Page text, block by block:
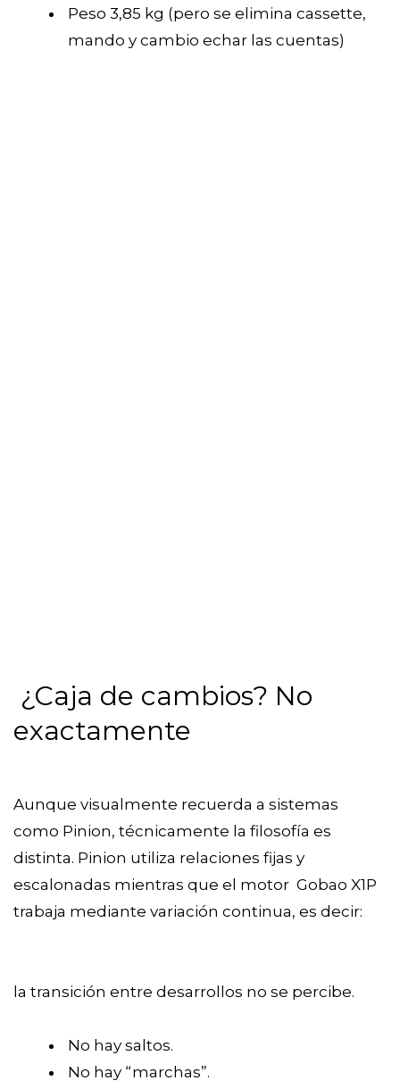
Peso 3,85 kg (pero se elimina cassette,
mando y cambio echar las cuentas)
¿Caja de cambios? No
exactamente
Aunque visualmente recuerda a sistemas
como Pinion, técnicamente la filosofía es
distinta. Pinion utiliza relaciones fijas y
escalonadas mientras que el motor Gobao X1P
trabaja mediante variación continua, es decir:
la transición entre desarrollos no se percibe.
No hay saltos.
No hay “marchas”.